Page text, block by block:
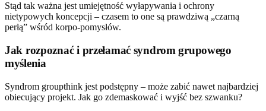
Stąd tak ważna jest umiejętność wyłapywania i ochrony
nietypowych koncepcji – czasem to one są prawdziwą „czarną
perłą” wśród korpo-pomysłów.
Jak rozpoznać i przełamać syndrom grupowego
myślenia
Syndrom groupthink jest podstępny – może zabić nawet najbardziej
obiecujący projekt. Jak go zdemaskować i wyjść bez szwanku?